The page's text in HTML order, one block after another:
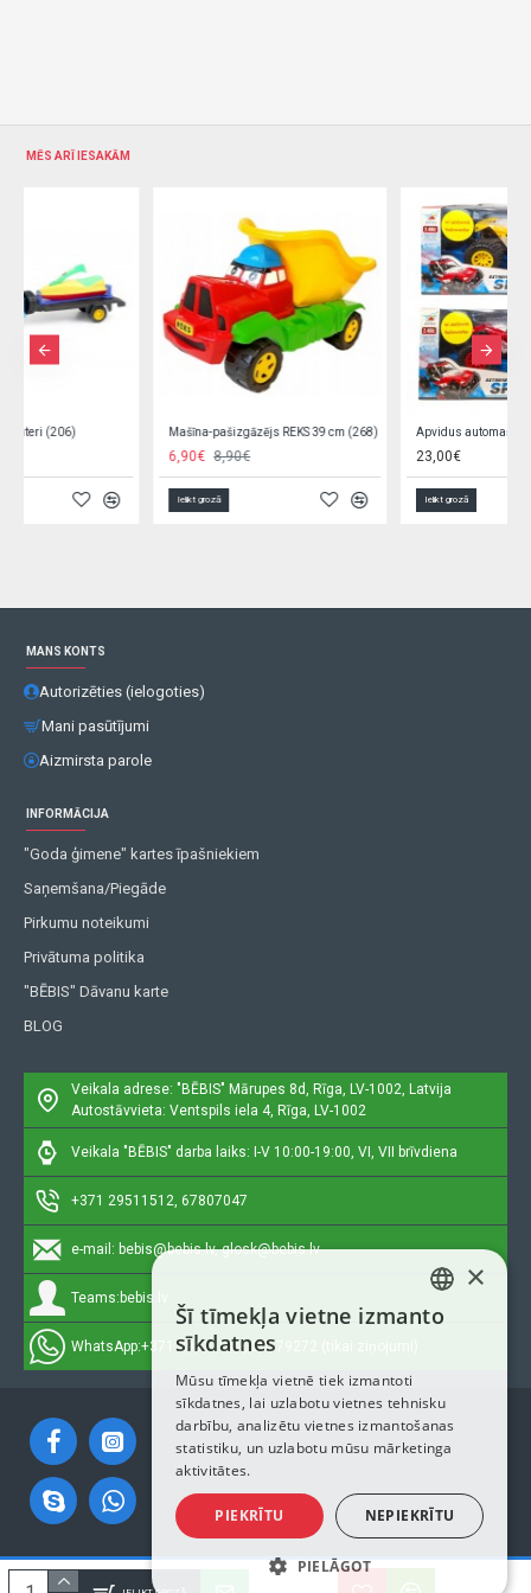
MĒS ARĪ IESAKĀM
Mašīna-pašizgāzējs REKS 39 cm (268)
Ielikt grozā
Apvidus automašīna ar dūma efektu, RC pulti un uzlādes ierīci Q12609
Ielikt grozā
MANS KONTS
Autorizēties (ielogoties)
Mani pasūtījumi
Aizmirsta parole
INFORMĀCIJA
"Goda ģimene" kartes īpašniekiem
Saņemšana/Piegāde
Pirkumu noteikumi
Privātuma politika
"BĒBIS" Dāvanu karte
BLOG
Veikala adrese: "BĒBIS" Mārupes 8d, Rīga, LV-1002, Latvija
Autostāvvieta: Ventspils iela 4, Rīga, LV-1002
Veikala "BĒBIS" darba laiks: I-V 10:00-19:00, VI, VII brīvdiena
+371 29511512, 67807047
e-mail: bebis@bebis.lv, glosk@bebis.lv
Teams: bebis.lv
WhatsApp:+371 29511512, 20579272 (tikai ziņojumi)
Autortiesības © 2023, Bebis.lv, Visas tiesības aizsargātas
LATVIAN
ENGLISH
×
Šī tīmekļa vietne izmanto
sīkdatnes
Mūsu tīmekļa vietnē tiek izmantoti
sīkdatnes, lai uzlabotu vietnes tehnisku
darbību, analizētu vietnes izmantošanas
statistiku, un uzlabotu mūsu mārketinga
aktivitātes.
PIEKRĪTU NEPIEKRĪTU
PIELĀGOT